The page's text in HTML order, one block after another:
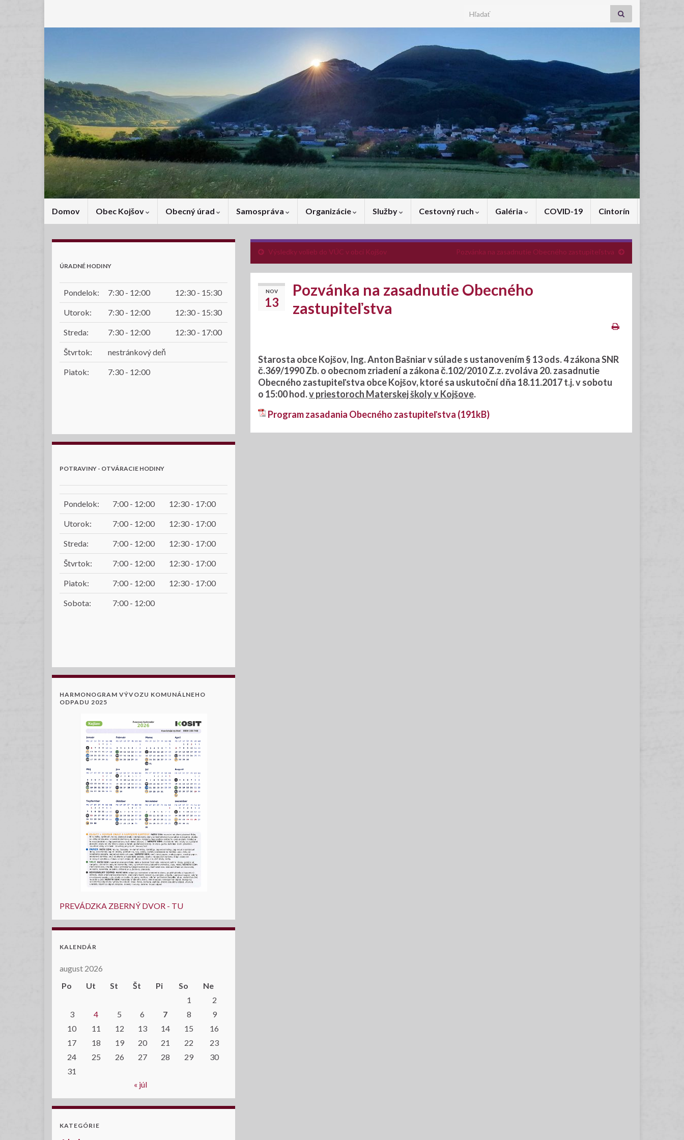
Search for:
Domov Obec Kojšov Obecný úrad Samospráva Organizácie Služby Cestovný ruch Galéria COVID-19 Cintorín
Výsledky volieb do VÚC v obci Kojšov Pozvánka na zasadnutie Obecného zastupiteľstva
NOV
13
Pozvánka na zasadnutie Obecného
zastupiteľstva
Starosta obce Kojšov, Ing. Anton Bašniar v súlade s ustanovením § 13 ods. 4 zákona SNR
č.369/1990 Zb. o obecnom zriadení a zákona č.102/2010 Z.z. zvoláva 20. zasadnutie
Obecného zastupiteľstva obce Kojšov, ktoré sa uskutoční dňa 18.11.2017t.j. v sobotu
o 15:00hod.v priestoroch Materskej školy v Kojšove.
Program zasadania Obecného zastupiteľstva (191kB)
ÚRADNÉ HODINY
Pondelok: 7:30 - 12:00 12:30 - 15:30
Utorok: 7:30 - 12:00 12:30 - 15:30
Streda: 7:30 - 12:00 12:30 - 17:00
Štvrtok: nestránkový deň
Piatok: 7:30 - 12:00
POTRAVINY - OTVÁRACIE HODINY
Pondelok: 7:00 - 12:00 12:30 - 17:00
Utorok: 7:00 - 12:00 12:30 - 17:00
Streda: 7:00 - 12:00 12:30 - 17:00
Štvrtok: 7:00 - 12:00 12:30 - 17:00
Piatok: 7:00 - 12:00 12:30 - 17:00
Sobota: 7:00 - 12:00
HARMONOGRAM VÝVOZU KOMUNÁLNEHO
ODPADU 2025
PREVÁDZKA ZBERNÝ DVOR - TU
KALENDÁR
august 2026
Po
Ut St Št Pi So
Ne
1
2
3
4 5 6 7 8
9
10
11 12 13 14 15
16
17
18 19 20 21 22
23
24
25 26 27 28 29
30
31
« júl
KATEGÓRIE